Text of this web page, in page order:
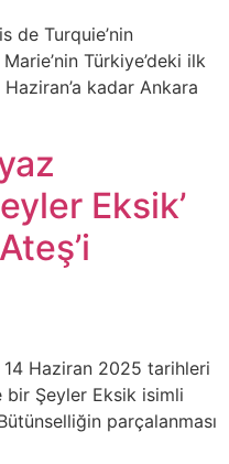
de Turquie’nin
Türkiye’deki ilk
kadar Ankara
Eksik’
14 Haziran 2025 tarihleri
bir Şeyler Eksik isimli
parçalanması